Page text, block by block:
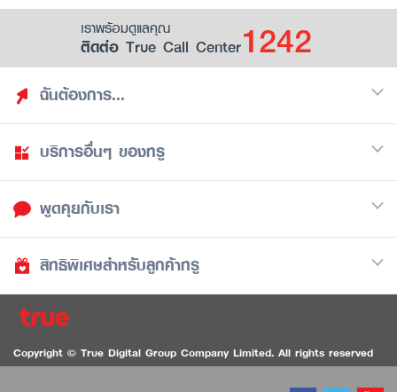
เราพร้อมดูแลคุณ
ติดต่อ True Call Center1242
ฉันต้องการ...
ค้นหาสิทธิประโยชน์
รวมของฟรี
ดูสิทธิประโยชน์ที่เก็บไว้
เป็นพันธมิตรร้านค้ากับทรูยู (True Smart Merchant)
ดาวน์โหลดแอปทรูยูiOS / Android
บริการอื่นๆ ของทรู
มือถือ
อินเตอร์เน็ต
พูดคุยกับเรา
Call Center
1236 ลูกค้าทรูแบล็ค
ติดต่อเรา
สิทธิพิเศษสำหรับลูกค้าทรู
ทรูการ์ด
ทรูพอยท์
Copyright © True Digital Group Company Limited. All rights reserved